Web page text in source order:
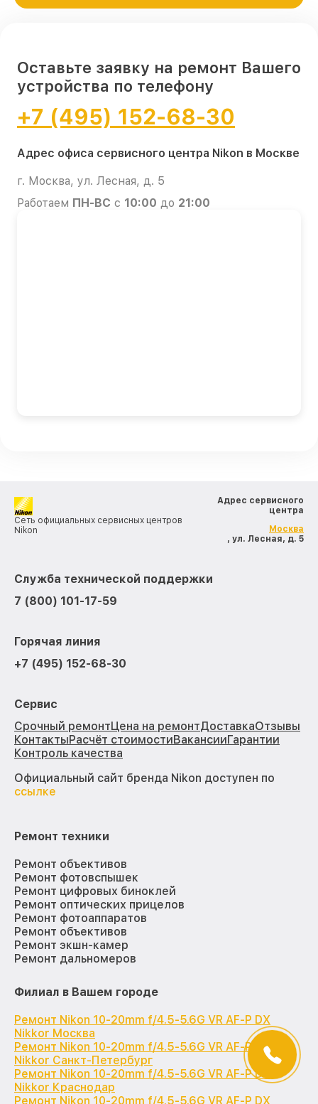
Оставьте заявку на ремонт Вашего
устройства по телефону
+7 (495) 152-68-30
Адрес офиса сервисного центра Nikon в Москве
г. Москва, ул. Лесная, д. 5
Работаем ПН-ВС с 10:00 до 21:00
Сеть официальных сервисных центров
Nikon
Адрес сервисного
центра
Москва
, ул. Лесная, д. 5
Служба технической поддержки
7 (800) 101-17-59
Горячая линия
+7 (495) 152-68-30
Сервис
Срочный ремонтЦена на ремонтДоставкаОтзывы
КонтактыРасчёт стоимостиВакансииГарантии
Контроль качества
Официальный сайт бренда Nikon доступен по
ссылке
Ремонт техники
Ремонт объективов
Ремонт фотовспышек
Ремонт цифровых биноклей
Ремонт оптических прицелов
Ремонт фотоаппаратов
Ремонт объективов
Ремонт экшн-камер
Ремонт дальномеров
Филиал в Вашем городе
Ремонт Nikon 10-20mm f/4.5-5.6G VR AF-P DX
Nikkor Москва
Ремонт Nikon 10-20mm f/4.5-5.6G VR AF-P DX
Nikkor Санкт-Петербург
Ремонт Nikon 10-20mm f/4.5-5.6G VR AF-P DX
Nikkor Краснодар
Ремонт Nikon 10-20mm f/4.5-5.6G VR AF-P DX